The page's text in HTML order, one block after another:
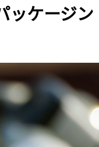
ッケージン